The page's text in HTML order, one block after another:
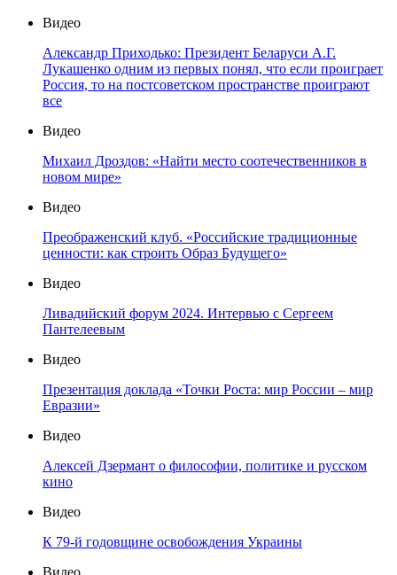
Видео
Александр Приходько: Президент Беларуси А.Г.
Лукашенко одним из первых понял, что если проиграет
Россия, то на постсоветском пространстве проиграют
все
Видео
Михаил Дроздов: «Найти место соотечественников в
новом мире»
Видео
Преображенский клуб. «Российские традиционные
ценности: как строить Образ Будущего»
Видео
Ливадийский форум 2024. Интервью с Сергеем
Пантелеевым
Видео
Презентация доклада «Точки Роста: мир России – мир
Евразии»
Видео
Алексей Дзермант о философии, политике и русском
кино
Видео
К 79-й годовщине освобождения Украины